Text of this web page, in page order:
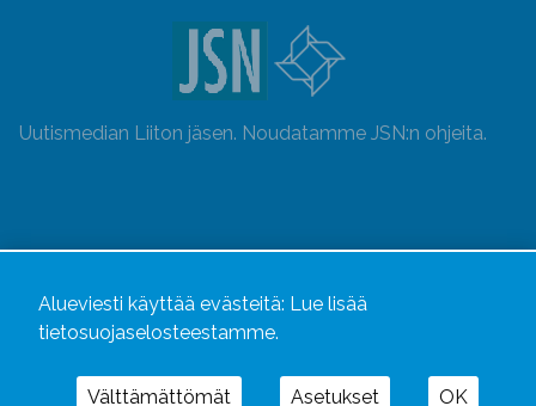
Uutismedian Liiton jäsen. Noudatamme JSN:n ohjeita.
Alueviesti käyttää evästeitä: Lue lisää
tietosuojaselosteestamme.
Välttämättömät Asetukset OK